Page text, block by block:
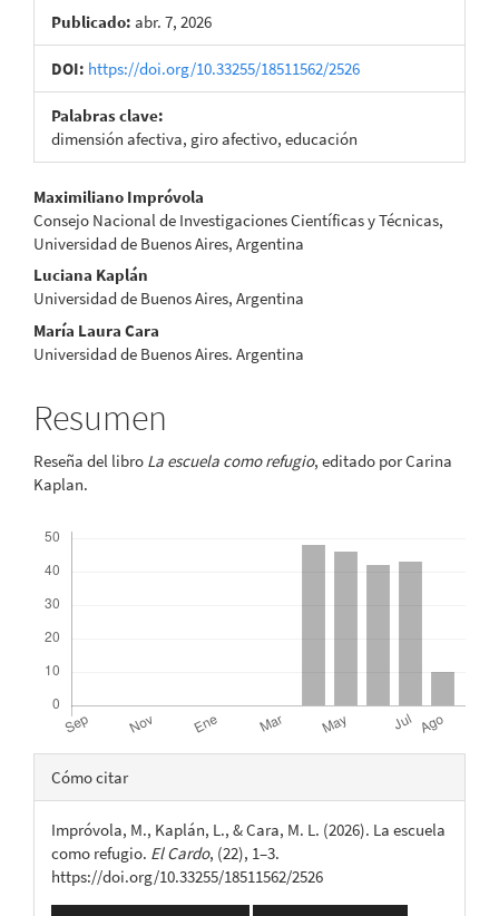
Publicado: abr. 7, 2026
DOI: https://doi.org/10.33255/18511562/2526
Palabras clave:
dimensión afectiva, giro afectivo, educación
Contenido
principal
del
artículo
Maximiliano Impróvola
Consejo Nacional de Investigaciones Científicas y Técnicas,
Universidad de Buenos Aires, Argentina
Luciana Kaplán
Universidad de Buenos Aires, Argentina
María Laura Cara
Universidad de Buenos Aires. Argentina
Resumen
Reseña del libro La escuela como refugio, editado por Carina
Kaplan.
Detalles
del
artículo
Cómo citar
Impróvola, M., Kaplán, L., & Cara, M. L. (2026). La escuela
como refugio. El Cardo, (22), 1–3.
https://doi.org/10.33255/18511562/2526